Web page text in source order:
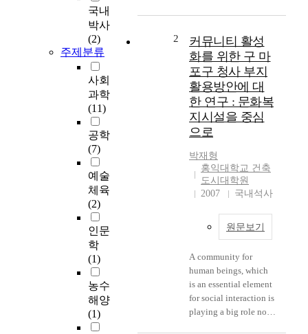
국내
박사
(2)
주제분류
사회
과학
(11)
공학
(7)
예술
체육
(2)
인문
학
(1)
농수
해양
(1)
2
커뮤니티 활성
화를 위한 구 마
포구 청사 부지
활용방안에 대
한 연구 : 문화복
지시설을 중심
으로
박재형
홍익대학교 건축
도시대학원
2007
국내석사
원문보기
A community for
human beings, which
is an essential element
for social interaction is
playing a big role not